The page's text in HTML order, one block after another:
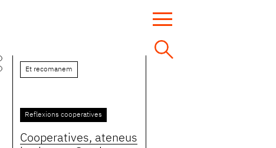
Et recomanem
Reflexions cooperatives
Cooperatives, ateneus